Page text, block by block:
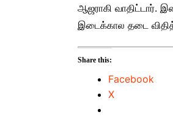
ஆஜராகி வாதிட்டார்.
இடைக்கால தடை
Share this:
Facebook
X